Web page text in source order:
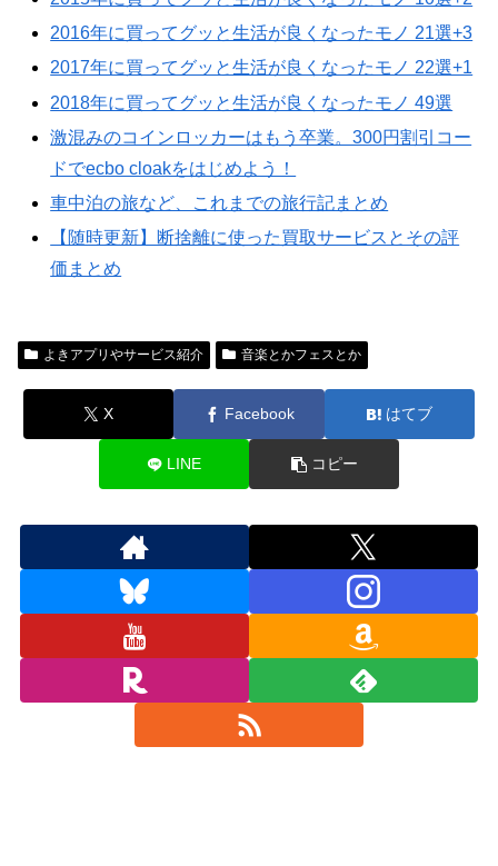
2016年に買ってグッと生活が良くなったモノ 21選+3
2017年に買ってグッと生活が良くなったモノ 22選+1
2018年に買ってグッと生活が良くなったモノ 49選
激混みのコインロッカーはもう卒業。300円割引コー
ドでecbo cloakをはじめよう！
車中泊の旅など、これまでの旅行記まとめ
【随時更新】断捨離に使った買取サービスとその評
価まとめ
よきアプリやサービス紹介 音楽とかフェスとか
X Facebook はてブ
LINE コピー